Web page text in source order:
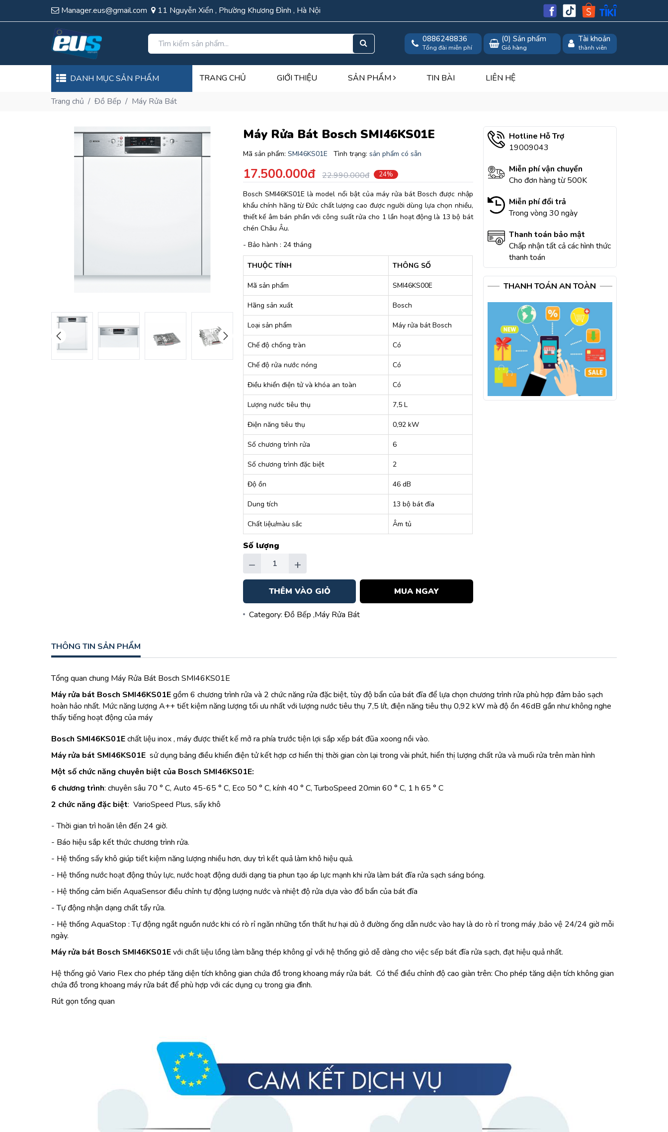
Manager.eus@gmail.com 11 Nguyễn Xiển , Phường Khương Đình , Hà Nội
0886248836
Tổng đài miễn phí
(0) Sản phẩm
Giỏ hàng
Tài khoản
thành viên
DANH MỤC SẢN PHẨM TRANG CHỦ GIỚI THIỆU SẢN PHẨM TIN BÀI LIÊN HỆ
Trang chủ / Đồ Bếp / Máy Rửa Bát
Máy Rửa Bát Bosch SMI46KS01E
Mã sản phẩm: SMI46KS01E Tình trạng: sản phẩm có sẵn
17.500.000đ 22.990.000đ 24%
Bosch SMI46KS01E là model nổi bật của máy rửa bát Bosch được nhập
khẩu chính hãng từ Đức chất lượng cao được người dùng lựa chọn nhiều,
thiết kế âm bán phần với công suất rửa cho 1 lần hoạt động là 13 bộ bát
chén Châu Âu.
- Bảo hành : 24 tháng
THUỘC TÍNH THÔNG SỐ
Mã sản phẩm SMI46KS00E
Hãng sản xuất Bosch
Loại sản phẩm Máy rửa bát Bosch
Chế độ chống tràn Có
Chế độ rửa nước nóng Có
Điều khiển điện tử và khóa an toàn Có
Lượng nước tiêu thụ 7,5 L
Điện năng tiêu thụ 0,92 kW
Số chương trình rửa 6
Số chương trình đặc biệt 2
Độ ồn 46 dB
Dung tích 13 bộ bát đĩa
Chất liệu/màu sắc Âm tủ
Số lượng
− +
THÊM VÀO GIỎ MUA NGAY
Category: Đồ Bếp ,Máy Rửa Bát
Hotline Hỗ Trợ
19009043
Miễn phí vận chuyển
Cho đơn hàng từ 500K
Miễn phí đổi trả
Trong vòng 30 ngày
Thanh toán bảo mật
Chấp nhận tất cả các hình thức
thanh toán
THANH TOÁN AN TOÀN
THÔNG TIN SẢN PHẨM
Tổng quan chung Máy Rửa Bát Bosch SMI46KS01E
Máy rửa bát Bosch SMI46KS01Egồm 6 chương trình rửa và 2 chức năng rửa đặc biệt, tùy độ bẩn của bát đĩa để lựa chọn chương trình rửa phù hợp đảm bảo sạch
hoàn hảo nhất. Mức năng lượng A++ tiết kiệm năng lượng tối ưu nhất với lượng nước tiêu thụ 7,5 lít, điện năng tiêu thụ 0,92 kW mà độ ồn 46dB gần như không nghe
thấy tiếng hoạt động của máy
Bosch SMI46KS01Echất liệu inox , máy được thiết kế mở ra phía trước tiện lợi sắp xếp bát đũa xoong nồi vào.
Máy rửa bát SMI46KS01E sử dụng bảng điều khiển điện tử kết hợp cơ hiển thị thời gian còn lại trong vài phút, hiển thị lượng chất rửa và muối rửa trên màn hình
Một số chức năng chuyên biệt của Bosch SMI46KS01E:
6 chương trình: chuyên sâu 70 ° C, Auto 45-65 ° C, Eco 50 ° C, kính 40 ° C, TurboSpeed ​​20min 60 ° C, 1 h 65 ° C
2 chức năng đặc biệt: VarioSpeed Plus, sấy khô
- Thời gian trì hoãn lên đến 24 giờ.
- Báo hiệu sắp kết thức chương trình rửa.
- Hệ thống sấy khô giúp tiết kiệm năng lượng nhiều hơn, duy trì kết quả làm khô hiệu quả.
- Hệ thống nước hoạt động thủy lực, nước hoạt động dưới dạng tia phun tạo áp lực mạnh khi rửa làm bát đĩa rửa sạch sáng bóng.
- Hệ thống cảm biến AquaSensor điều chỉnh tự động lượng nước và nhiệt độ rửa dựa vào đổ bẩn của bát đĩa
- Tự động nhận dạng chất tẩy rửa.
- Hệ thống AquaStop : Tự động ngắt nguồn nước khi có rò rỉ ngăn những tổn thất hư hại dù ở đường ống dẫn nước vào hay là do rò rỉ trong máy ,bảo vệ 24/24 giờ mỗi
ngày.
Máy rửa bát Bosch SMI46KS01Evới chất liệu lồng làm bằng thép không gỉ với hệ thống giỏ dễ dàng cho việc sếp bát đĩa rửa sạch, đạt hiệu quả nhất.
Hệ thống giỏ Vario Flex cho phép tăng diện tích không gian chứa đồ trong khoang máy rửa bát. Có thể điều chỉnh độ cao giàn trên: Cho phép tăng diện tích không gian
chứa đồ trong khoang máy rửa bát để phù hợp với các dụng cụ trong gia đình.
Rút gọn tổng quan